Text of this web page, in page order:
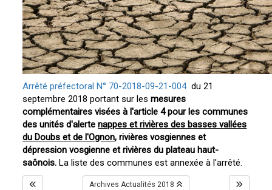
Arrêté préfectoral N° 70-2018-09-21-004du 21
septembre 2018 portant sur lesmesures
complémentaires visées à l'article 4 pour les communes
des unités d'alertenappes et rivières des basses vallées
du Doubs et de l'Ognon, rivières vosgiennes et
dépression vosgienne et rivières du plateau haut-
saônois. La liste des communes est annexée à l'arrêté.
Archives Actualités 2018